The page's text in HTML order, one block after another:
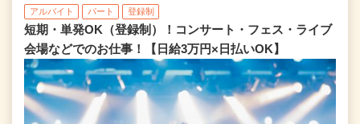
アルバイト パート 登録制
短期・単発OK（登録制）！コンサート・フェス・ライブ
会場などでのお仕事！【日給3万円×日払いOK】